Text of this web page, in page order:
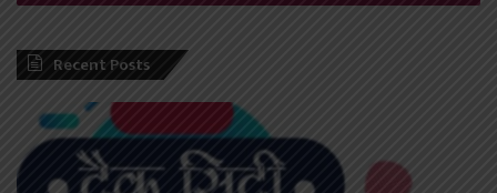
Recent Posts